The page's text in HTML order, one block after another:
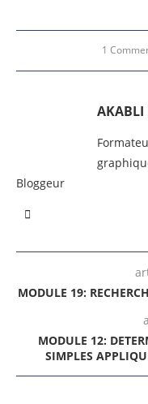
1
AKABLI
Bloggeur
MODULE 19:
MODULE 12:
SIMPLES